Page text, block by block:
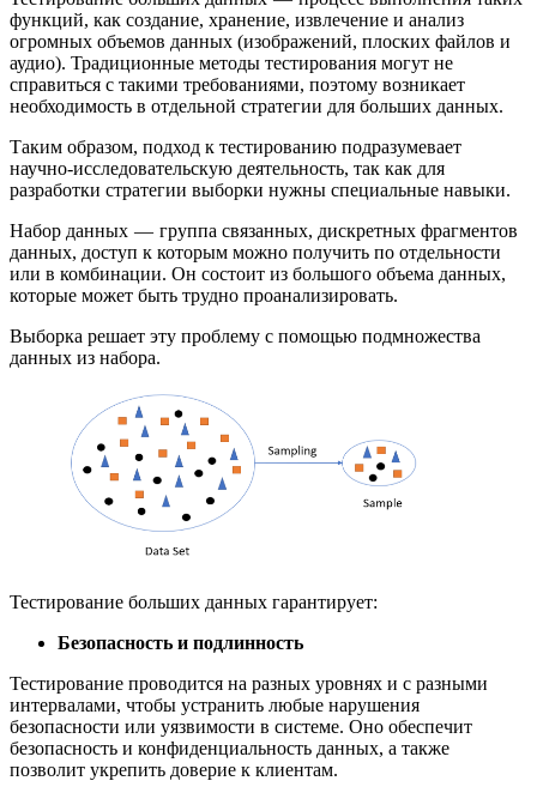
функций, как создание, хранение, извлечение и анализ
огромных объемов данных (изображений, плоских файлов и
аудио). Традиционные методы тестирования могут не
справиться с такими требованиями, поэтому возникает
необходимость в отдельной стратегии для больших данных.
Таким образом, подход к тестированию подразумевает
научно-исследовательскую деятельность, так как для
разработки стратегии выборки нужны специальные навыки.
Набор данных — группа связанных, дискретных фрагментов
данных, доступ к которым можно получить по отдельности
или в комбинации. Он состоит из большого объема данных,
которые может быть трудно проанализировать.
Выборка решает эту проблему с помощью подмножества
данных из набора.
Тестирование больших данных гарантирует:
Безопасность и подлинность
Тестирование проводится на разных уровнях и с разными
интервалами, чтобы устранить любые нарушения
безопасности или уязвимости в системе. Оно обеспечит
безопасность и конфиденциальность данных, а также
позволит укрепить доверие к клиентам.